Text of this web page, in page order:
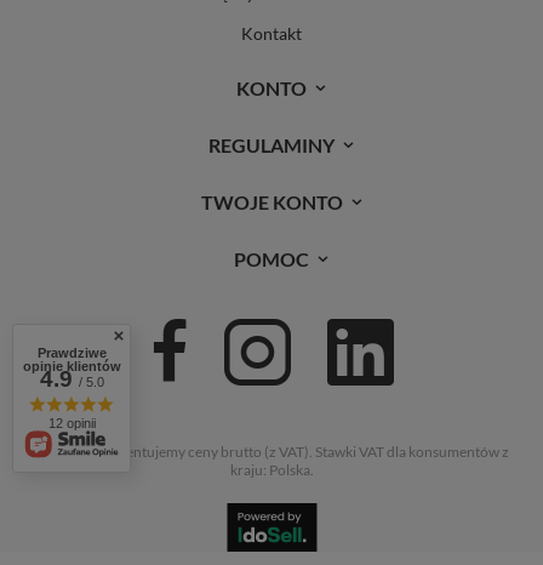
Kontakt
KONTO
REGULAMINY
TWOJE KONTO
POMOC
W sklepie prezentujemy ceny brutto (z VAT). Stawki VAT dla konsumentów z
kraju: Polska.
Prawdziwe
opinie klientów
4.9/ 5.0
12 opinii